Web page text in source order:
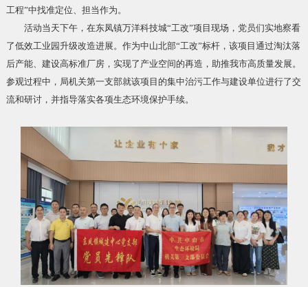
工程”中找准定位、担当作为。
活动当天下午，在东凤镇万洋科技城“工改”项目现场，党员们实地察看
了低效工业园升级改造进展。作为中山北部“工改”标杆，该项目通过淘汰落
后产能、建设高标准厂房，实现了产业空间的再造，助推我市高质量发展。
参观过程中，局机关第一支部就该项目的集中治污工作与建设单位进行了交
流和研讨，并指导落实各项生态环境保护手续。